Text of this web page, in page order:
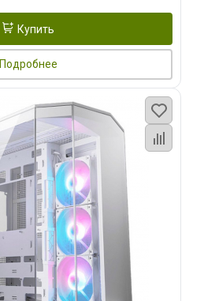
Купить
Подробнее